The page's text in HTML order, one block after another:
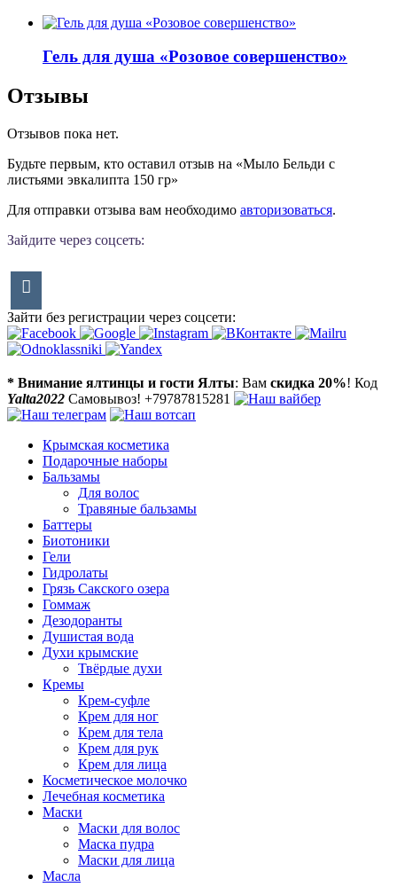
Гель для душа «Розовое совершенство»
Отзывы
Отзывов пока нет.
Будьте первым, кто оставил отзыв на «Мыло Бельди с
листьями эвкалипта 150 гр»
Для отправки отзыва вам необходимо авторизоваться.
Зайдите через соцсеть:
Зайти без регистрации через соцсети:
* Внимание ялтинцы и гости Ялты: Вам скидка 20%! Код
Yalta2022 Самовывоз! +79787815281
Крымская косметика
Подарочные наборы
Бальзамы
Для волос
Травяные бальзамы
Баттеры
Биотоники
Гели
Гидролаты
Грязь Сакского озера
Гоммаж
Дезодоранты
Душистая вода
Духи крымские
Твёрдые духи
Кремы
Крем-суфле
Крем для ног
Крем для тела
Крем для рук
Крем для лица
Косметическое молочко
Лечебная косметика
Маски
Маски для волос
Маска пудра
Маски для лица
Масла